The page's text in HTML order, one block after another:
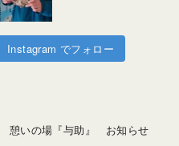
Instagram でフォロー
憩いの場『与助』 お知らせ